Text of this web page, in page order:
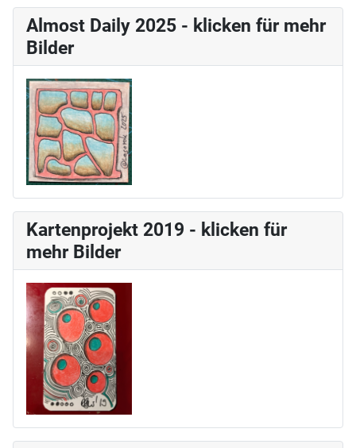
Almost Daily 2025 - klicken für mehr
Bilder
Kartenprojekt 2019 - klicken für
mehr Bilder